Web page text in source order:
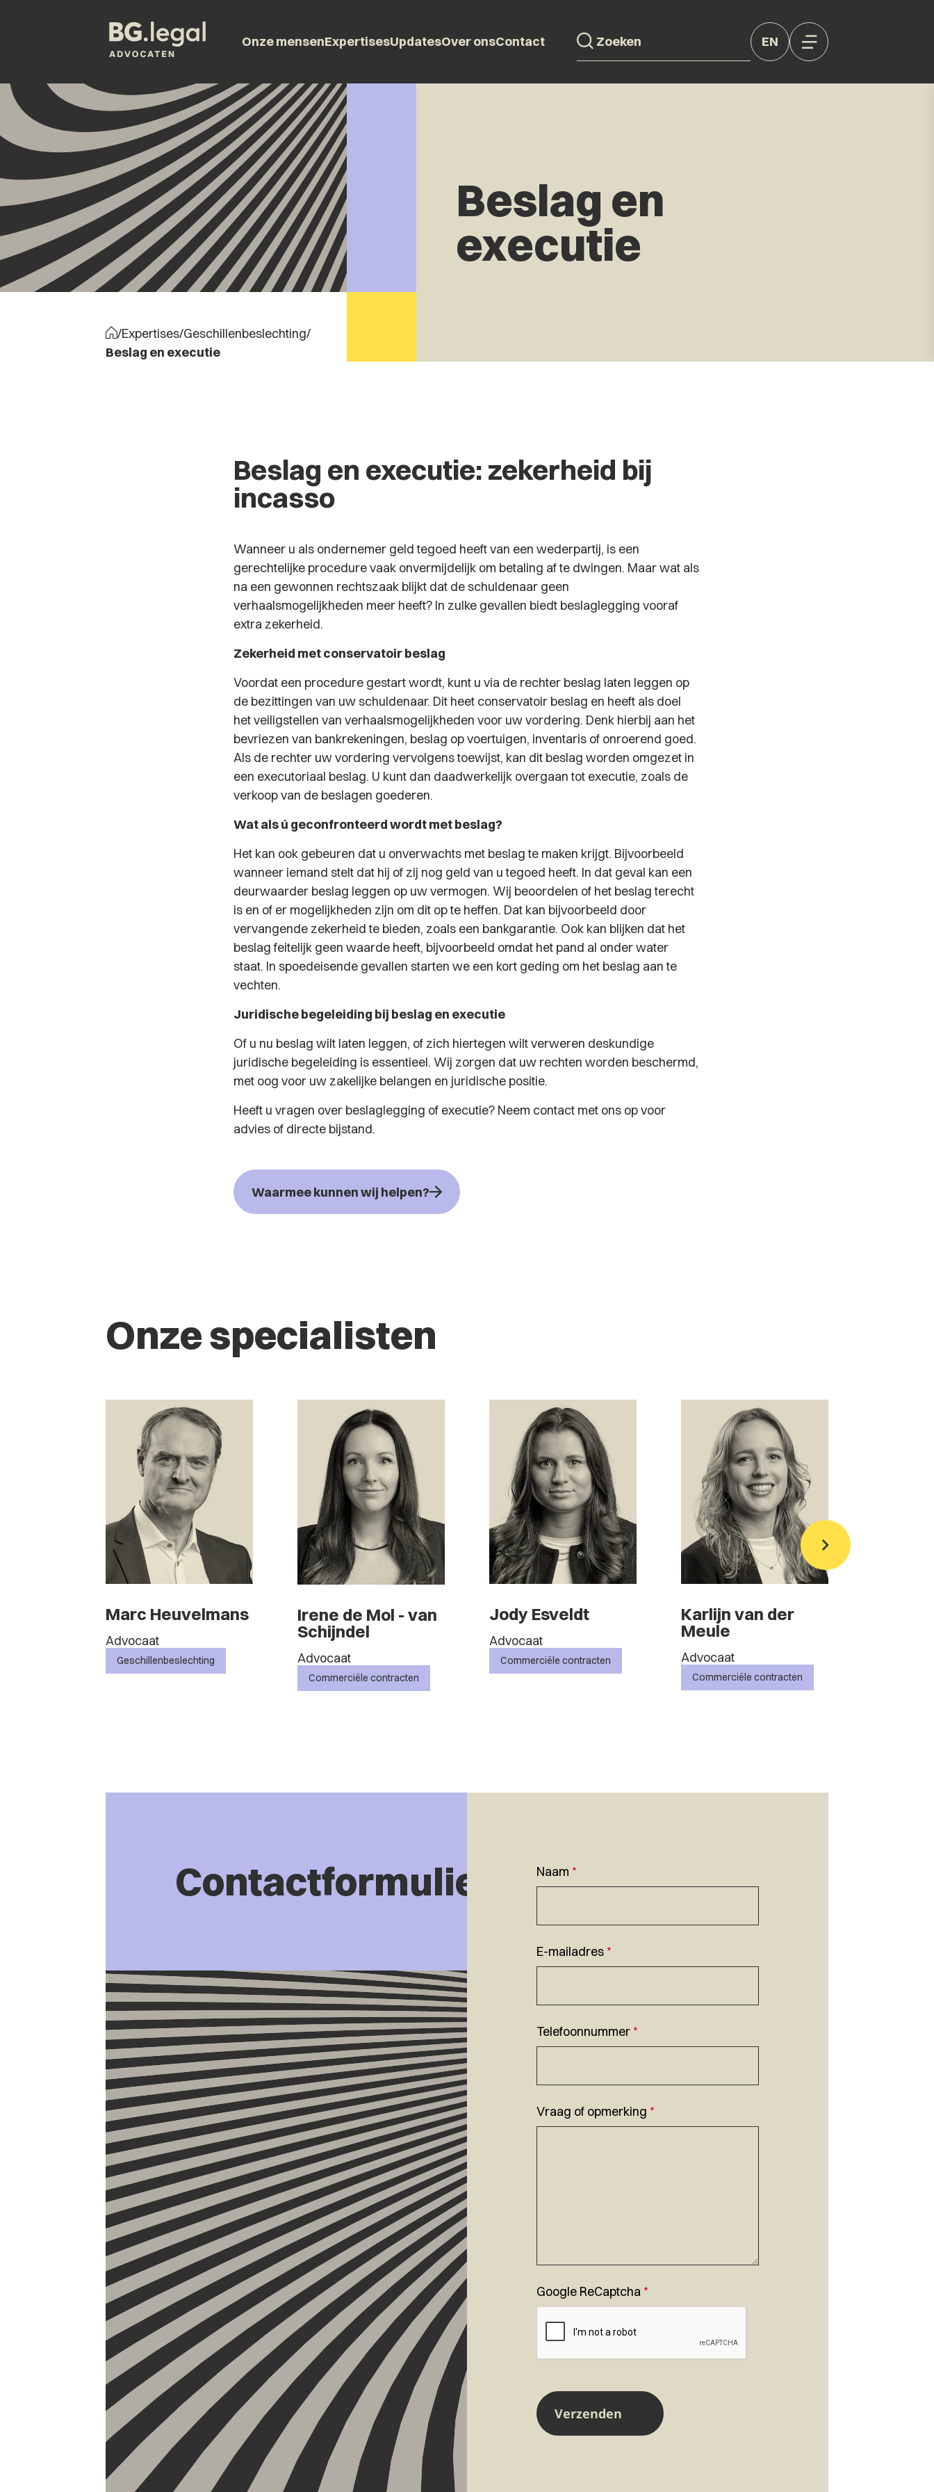
Onze mensenExpertisesUpdatesOver onsContact EN
/Expertises/Geschillenbeslechting/
Beslag en executie
Beslag en
executie
Beslag en executie: zekerheid bij
incasso
Wanneer u als ondernemer geld tegoed heeft van een wederpartij, is een
gerechtelijke procedure vaak onvermijdelijk om betaling af te dwingen. Maar wat als
na een gewonnen rechtszaak blijkt dat de schuldenaar geen
verhaalsmogelijkheden meer heeft? In zulke gevallen biedt beslaglegging vooraf
extra zekerheid.
Zekerheid met conservatoir beslag
Voordat een procedure gestart wordt, kunt u via de rechter beslag laten leggen op
de bezittingen van uw schuldenaar. Dit heet conservatoir beslag en heeft als doel
het veiligstellen van verhaalsmogelijkheden voor uw vordering. Denk hierbij aan het
bevriezen van bankrekeningen, beslag op voertuigen, inventaris of onroerend goed.
Als de rechter uw vordering vervolgens toewijst, kan dit beslag worden omgezet in
een executoriaal beslag. U kunt dan daadwerkelijk overgaan tot executie, zoals de
verkoop van de beslagen goederen.
Wat als ú geconfronteerd wordt met beslag?
Het kan ook gebeuren dat u onverwachts met beslag te maken krijgt. Bijvoorbeeld
wanneer iemand stelt dat hij of zij nog geld van u tegoed heeft. In dat geval kan een
deurwaarder beslag leggen op uw vermogen. Wij beoordelen of het beslag terecht
is en of er mogelijkheden zijn om dit op te heffen. Dat kan bijvoorbeeld door
vervangende zekerheid te bieden, zoals een bankgarantie. Ook kan blijken dat het
beslag feitelijk geen waarde heeft, bijvoorbeeld omdat het pand al onder water
staat. In spoedeisende gevallen starten we een kort geding om het beslag aan te
vechten.
Juridische begeleiding bij beslag en executie
Of u nu beslag wilt laten leggen, of zich hiertegen wilt verweren deskundige
juridische begeleiding is essentieel. Wij zorgen dat uw rechten worden beschermd,
met oog voor uw zakelijke belangen en juridische positie.
Heeft u vragen over beslaglegging of executie? Neem contact met ons op voor
advies of directe bijstand.
Waarmee kunnen wij helpen?
Onze specialisten
Marc Heuvelmans
Advocaat
Geschillenbeslechting
Irene de Mol - van
Schijndel
Advocaat
Commerciële contracten
Jody Esveldt
Advocaat
Commerciële contracten
Karlijn van der
Meule
Advocaat
Commerciële contracten
Contactformulier Naam *
E-mailadres *
Telefoonnummer *
Vraag of opmerking *
Google ReCaptcha *